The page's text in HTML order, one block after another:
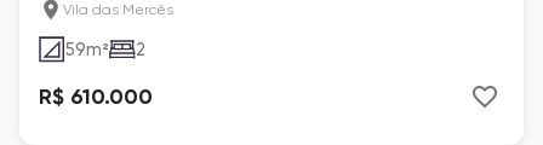
Vila das Mercês
59m² 2
R$ 610.000